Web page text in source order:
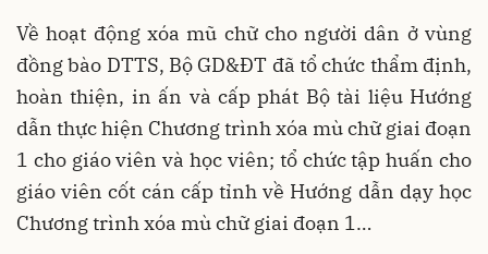
Về hoạt động xóa mũ chữ cho người dân ở vùng
đồng bào DTTS, Bộ GD&ĐT đã tổ chức thẩm định,
hoàn thiện, in ấn và cấp phát Bộ tài liệu Hướng
dẫn thực hiện Chương trình xóa mù chữ giai đoạn
1 cho giáo viên và học viên; tổ chức tập huấn cho
giáo viên cốt cán cấp tỉnh về Hướng dẫn dạy học
Chương trình xóa mù chữ giai đoạn 1…